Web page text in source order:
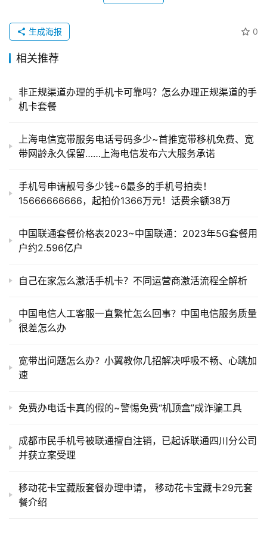
0
生成海报
相关推荐
非正规渠道办理的手机卡可靠吗？怎么办理正规渠道的手
机卡套餐
上海电信宽带服务电话号码多少~首推宽带移机免费、宽
带网龄永久保留……上海电信发布六大服务承诺
手机号申请靓号多少钱~6最多的手机号拍卖！
15666666666，起拍价1366万元！话费余额38万
中国联通套餐价格表2023~中国联通：2023年5G套餐用
户约2.596亿户
自己在家怎么激活手机卡？不同运营商激活流程全解析
中国电信人工客服一直繁忙怎么回事？中国电信服务质量
很差怎么办
宽带出问题怎么办？小翼教你几招解决呼吸不畅、心跳加
速
免费办电话卡真的假的~警惕免费“机顶盒”成诈骗工具
成都市民手机号被联通擅自注销，已起诉联通四川分公司
并获立案受理
移动花卡宝藏版套餐办理申请， 移动花卡宝藏卡29元套
餐介绍